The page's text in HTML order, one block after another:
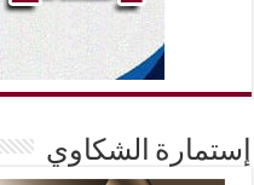
إستمارة الشكاوي